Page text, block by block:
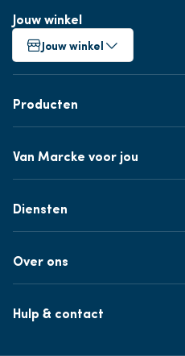
Jouw winkel
Jouw winkel
Producten
Van Marcke voor jou
Diensten
Over ons
Hulp & contact